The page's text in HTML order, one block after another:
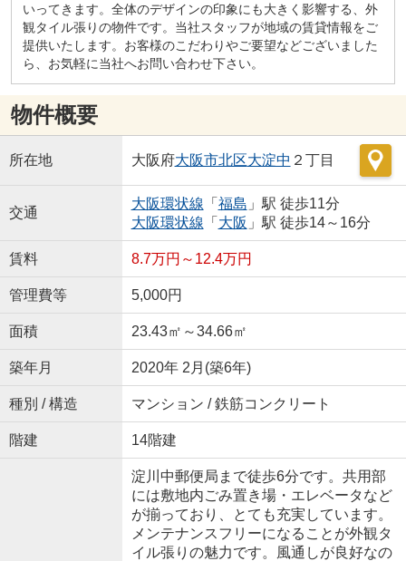
いってきます。全体のデザインの印象にも大きく影響する、外
観タイル張りの物件です。当社スタッフが地域の賃貸情報をご
提供いたします。お客様のこだわりやご要望などございました
ら、お気軽に当社へお問い合わせ下さい。
物件概要
所在地 大阪府大阪市北区大淀中 ２丁目
交通
大阪環状線 「 福島 」駅 徒歩11分
大阪環状線 「 大阪 」駅 徒歩14～16分
賃料 8.7万円～12.4万円
管理費等 5,000円
面積 23.43㎡～34.66㎡
築年月 2020年 2月(築6年)
種別 / 構造 マンション / 鉄筋コンクリート
階建 14階建
淀川中郵便局まで徒歩6分です。共用部
には敷地内ごみ置き場・エレベータなど
が揃っており、とても充実しています。
メンテナンスフリーになることが外観タ
イル張りの魅力です。風通しが良好なの